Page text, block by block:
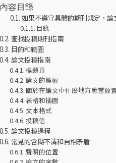
內容目錄
如果不遵守具體的期刊規定，論
目錄
查找投稿期刊指南
目的和範圍
論文投稿指南
標題頁
論文的篇幅
關於在論文中什麼地方應當放
表格和插圖
文本格式
投稿信
論文投稿過程
常見的含糊不清和自相矛盾
聲明的位置